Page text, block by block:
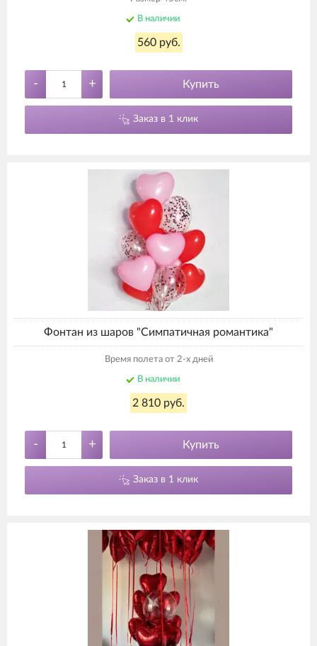
В наличии
560 руб.
- + Купить
Заказ в 1 клик
Фонтан из шаров "Симпатичная романтика"
Время полета от 2-х дней
В наличии
2 810 руб.
- + Купить
Заказ в 1 клик